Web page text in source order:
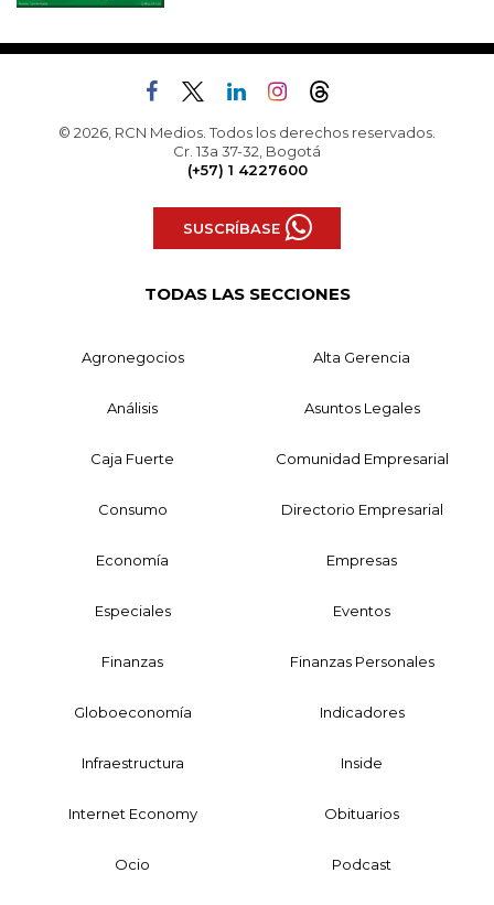
© 2026, RCN Medios. Todos los derechos reservados.
Cr. 13a 37-32, Bogotá
(+57) 1 4227600
SUSCRÍBASE
TODAS LAS SECCIONES
Agronegocios Alta Gerencia
Análisis Asuntos Legales
Caja Fuerte Comunidad Empresarial
Consumo Directorio Empresarial
Economía Empresas
Especiales Eventos
Finanzas Finanzas Personales
Globoeconomía Indicadores
Infraestructura Inside
Internet Economy Obituarios
Ocio Podcast